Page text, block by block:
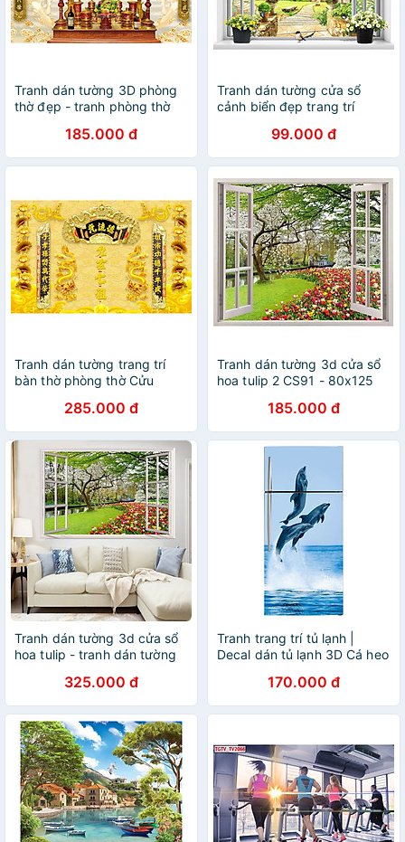
Tranh dán tường 3D phòng
thờ đẹp - tranh phòng thờ
185.000 đ
Tranh dán tường cửa sổ
cảnh biển đẹp trang trí
- VT043699.000 đ
Tranh dán tường trang trí
bàn thờ phòng thờ Cửu
nhiều kích thước
285.000 đ
Tranh dán tường 3d cửa sổ
hoa tulip 2 CS91 - 80x125
185.000 đ
Tranh dán tường 3d cửa sổ
hoa tulip - tranh dán tường
không phai màu CS91
325.000 đ
Tranh trang trí tủ lạnh |
Decal dán tủ lạnh 3D Cá heo
170.000 đ